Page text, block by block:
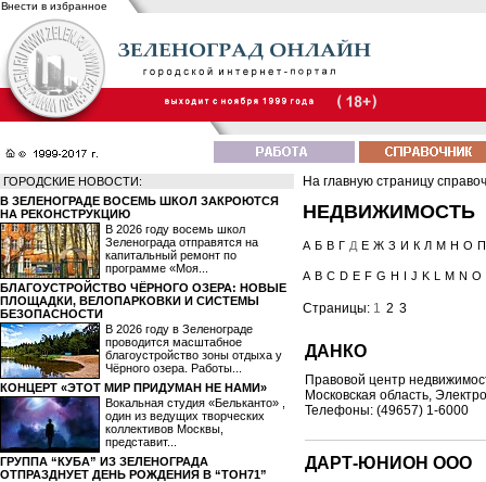
Внести в избранное
ГОРОДСКИЕ НОВОСТИ:
В ЗЕЛЕНОГРАДЕ ВОСЕМЬ ШКОЛ ЗАКРОЮТСЯ
НА РЕКОНСТРУКЦИЮ
В 2026 году восемь школ
Зеленограда отправятся на
капитальный ремонт по
программе «Моя...
БЛАГОУСТРОЙСТВО ЧЁРНОГО ОЗЕРА: НОВЫЕ
ПЛОЩАДКИ, ВЕЛОПАРКОВКИ И СИСТЕМЫ
БЕЗОПАСНОСТИ
В 2026 году в Зеленограде
проводится масштабное
благоустройство зоны отдыха у
Чёрного озера. Работы...
КОНЦЕРТ «ЭТОТ МИР ПРИДУМАН НЕ НАМИ»
Вокальная студия «Бельканто» ,
один из ведущих творческих
коллективов Москвы,
представит...
ГРУППА “КУБА” ИЗ ЗЕЛЕНОГРАДА
ОТПРАЗДНУЕТ ДЕНЬ РОЖДЕНИЯ В “ТОН71”
На главную страницу
НЕДВИЖИМОСТЬ
А Б В Г Д Е Ж З И К Л М Н О П
A B C D E F G H J K L M N O
Страницы: 1 2 3
ДАНКО
Правовой центр
Московская область,
Телефоны: (49657) 1-6000
ДАРТ-ЮНИОН OOO